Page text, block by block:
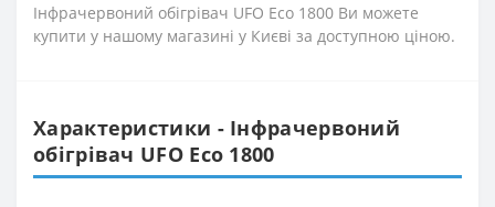
Інфрачервоний обігрівач UFO Eco 1800 Ви можете
купити у нашому магазині у Києві за доступною ціною.
Характеристики - Інфрачервоний
обігрівач UFO Eco 1800